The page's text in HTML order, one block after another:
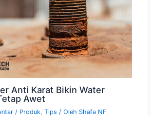
Anti Karat Bikin Water
Awet
/ Produk,Tips / Oleh Shafa NF